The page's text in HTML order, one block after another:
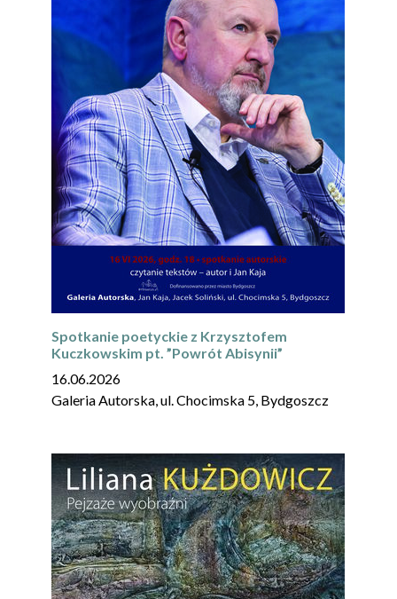
Spotkanie poetyckie z Krzysztofem
Kuczkowskim pt. ”Powrót Abisynii”
16.06.2026
Galeria Autorska, ul. Chocimska 5, Bydgoszcz